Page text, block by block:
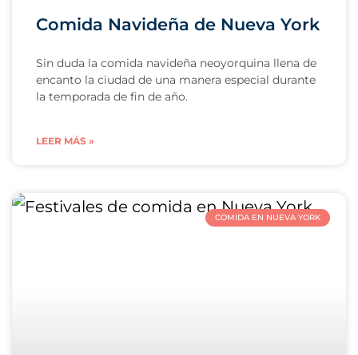
Comida Navideña de Nueva York
Sin duda la comida navideña neoyorquina llena de
encanto la ciudad de una manera especial durante
la temporada de fin de año.
LEER MÁS »
COMIDA EN NUEVA YORK